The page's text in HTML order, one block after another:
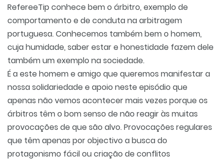
RefereeTip conhece bem o árbitro, exemplo de
comportamento e de conduta na arbitragem
portuguesa. Conhecemos também bem o homem,
cuja humidade, saber estar e honestidade fazem dele
também um exemplo na sociedade.
É a este homem e amigo que queremos manifestar a
nossa solidariedade e apoio neste episódio que
apenas não vemos acontecer mais vezes porque os
árbitros têm o bom senso de não reagir às muitas
provocações de que são alvo. Provocações regulares
que têm apenas por objectivo a busca do
protagonismo fácil ou criação de conflitos